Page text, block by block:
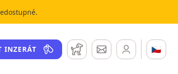
INZERÁT Hlídací pesZprávy 🇨🇿